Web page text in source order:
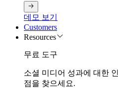
데모 보기
Customers
Resources
무료 도구
소셜 미디어 성과에 대한
점을 찾으세요.